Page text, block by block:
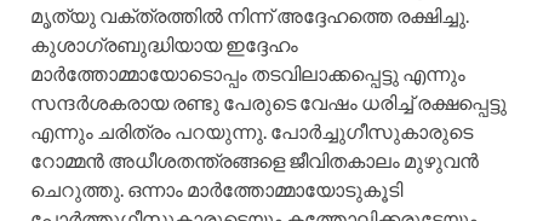
മൃത്യു വക്ത്രത്തില്‍ നിന്ന്‌ അദ്ദേഹത്തെ രക്ഷിച്ചു.
കുശാഗ്രബുദ്ധിയായ ഇദ്ദേഹം
മാര്‍ത്തോമ്മായോടൊപ്പം തടവിലാക്കപ്പെട്ടു എന്നും
സന്ദര്‍ശകരായ രണ്ടു പേരുടെ വേഷം ധരിച്ച്‌ രക്ഷപ്പെട്ടു
എന്നും ചരിത്രം പറയുന്നു. പോര്‍ച്ചുഗീസുകാരുടെ
റോമ്മന്‍ അധീശതന്ത്രങ്ങളെ ജീവിതകാലം മുഴുവന്‍
ചെറുത്തു. ഒന്നാം മാര്‍ത്തോമ്മായോടുകൂടി